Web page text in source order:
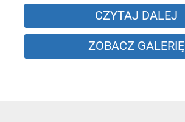
CZYTAJ DALEJ
ZOBACZ GALERIĘ